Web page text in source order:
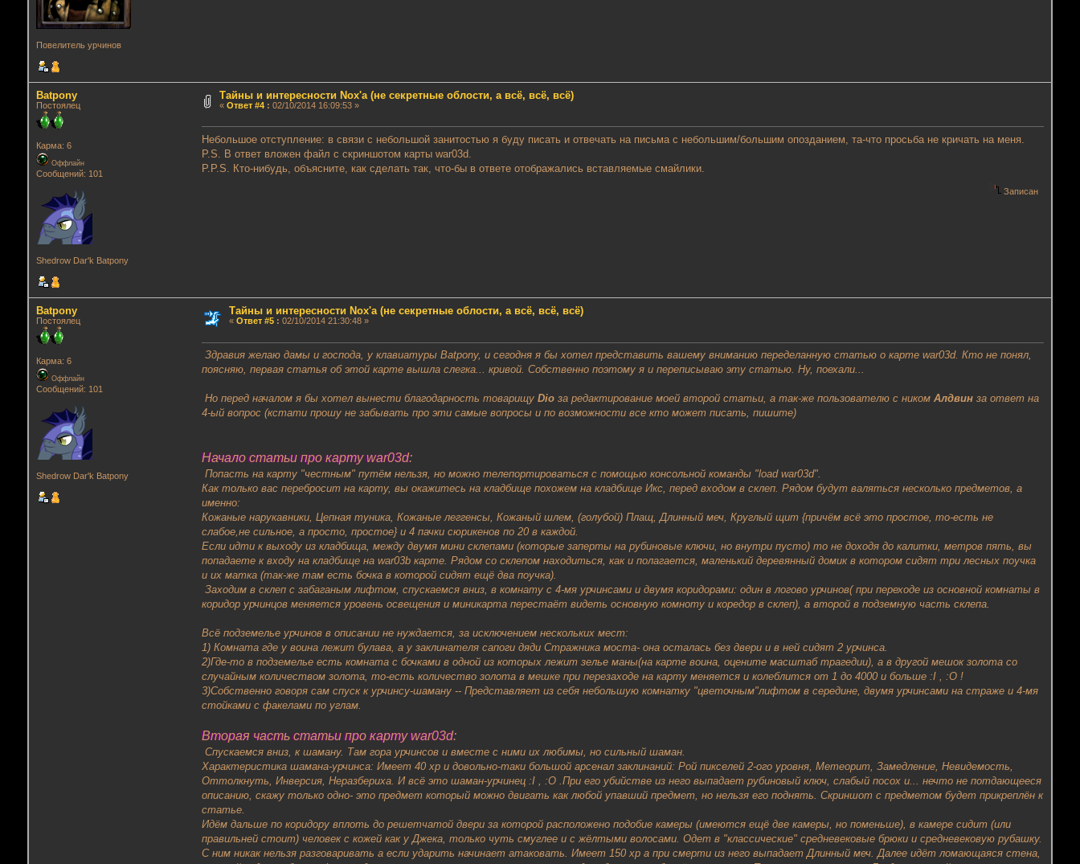
Повелитель урчинов
Batpony
Постоялец
Карма: 6
Оффлайн
Сообщений: 101
Shedrow Dar'k Batpony
Тайны и интересности Nox'a (не секретные облости, а всё, всё, всё)
« Ответ #4: 02/10/2014 16:09:53 »
Небольшое отступление: в связи с небольшой занитостью я буду писать и отвечать на письма с небольшим/большим опозданием, та-что просьба не кричать на меня.
P.S. В ответ вложен файл с скриншотом карты war03d.
P.P.S. Кто-нибудь, объясните, как сделать так, что-бы в ответе отображались вставляемые смайлики.
Записан
Batpony
Постоялец
Карма: 6
Оффлайн
Сообщений: 101
Shedrow Dar'k Batpony
Тайны и интересности Nox'a (не секретные облости, а всё, всё, всё)
« Ответ #5: 02/10/2014 21:30:48 »
Здравия желаю дамы и господа, у клавиатуры Batpony, и сегодня я бы хотел представить вашему вниманию переделанную статью о карте war03d. Кто не понял,
поясняю, первая статья об этой карте вышла слегка... кривой. Собственно поэтому я и переписываю эту статью. Ну, поехали...
Но перед началом я бы хотел вынести благодарность товарищуDio за редактирование моей второй статьи, а так-же пользователю с никомАлдвин за ответ на
4-ый вопрос (кстати прошу не забывать про эти самые вопросы и по возможности все кто может писать, пишите)
Начало статьи про карту war03d:
Попасть на карту "честным" путём нельзя, но можно телепортироваться с помощью консольной команды "load war03d".
Как только вас перебросит на карту, вы окажитесь на кладбище похожем на кладбище Икс, перед входом в склеп. Рядом будут валяться несколько предметов, а
именно:
Кожаные нарукавники, Цепная туника, Кожаные леггенсы, Кожаный шлем, (голубой) Плащ, Длинный меч, Круглый щит {причём всё это простое, то-есть не
слабое,не сильное, а просто, простое} и 4 пачки сюрикенов по 20 в каждой.
Если идти к выходу из кладбища, между двумя мини склепами (которые заперты на рубиновые ключи, но внутри пусто) то не доходя до калитки, метров пять, вы
попадаете к входу на кладбище на war03b карте. Рядом со склепом находиться, как и полагается, маленький деревянный домик в котором сидят три лесных поучка
и их матка (так-же там есть бочка в которой сидят ещё два поучка).
Заходим в склеп с забаганым лифтом, спускаемся вниз, в комнату с 4-мя урчинсами и двумя коридорами: один в логово урчинов( при переходе из основной комнаты в
коридор урчинцов меняется уровень освещения и миникарта перестаёт видеть основную комноту и коредор в склеп), а второй в подземную часть склепа.
Всё подземелье урчинов в описании не нуждается, за исключением нескольких мест:
1) Комната где у воина лежит булава, а у заклинателя сапоги дяди Стражника моста- она осталась без двери и в ней сидят 2 урчинса.
2)Где-то в подземелье есть комната с бочками в одной из которых лежит зелье маны(на карте воина, оцените масштаб трагедии), а в другой мешок золота со
случайным количеством золота, то-есть количество золота в мешке при перезаходе на карту меняется и колеблится от 1 до 4000 и больше :I , :O !
3)Собственно говоря сам спуск к урчинсу-шаману -- Представляет из себя небольшую комнатку "цветочным"лифтом в середине, двумя урчинсами на страже и 4-мя
стойками с факелами по углам.
Вторая часть статьи про карту war03d:
Спускаемся вниз, к шаману. Там гора урчинсов и вместе с ними их любимы, но сильный шаман.
Характеристика шамана-урчинса: Имеет 40 xp и довольно-таки большой арсенал заклинаний: Рой пикселей 2-ого уровня, Метеорит, Замедление, Невидемость,
Оттолкнуть, Инверсия, Неразбериха. И всё это шаман-урчинец :I , :O .При его убийстве из него выпадает рубиновый ключ, слабый посох и... нечто не потдающееся
описанию, скажу только одно- это предмет который можно двигать как любой упавший предмет, но нельзя его поднять. Скриншот с предметом будет прикреплён к
статье.
Идём дальше по коридору вплоть до решетчатой двери за которой расположено подобие камеры (имеются ещё две камеры, но поменьше), в камере сидит (или
правильней стоит) человек с кожей как у Джека, только чуть смуглее и с жёлтыми волосами. Одет в "классические" средневековые брюки и средневековую рубашку.
С ним никак нельзя разговаривать а если ударить начинает атаковать. Имеет 150 xp а при смерти из него выпадает Длинный меч. Далее идёт ломающаяся стена,